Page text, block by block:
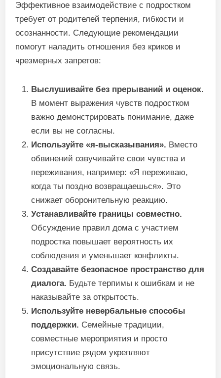
Эффективное взаимодействие с подростком
требует от родителей терпения, гибкости и
осознанности. Следующие рекомендации
помогут наладить отношения без криков и
чрезмерных запретов:
Выслушивайте без прерываний и оценок.
В момент выражения чувств подростком
важно демонстрировать понимание, даже
если вы не согласны.
Используйте «я-высказывания». Вместо
обвинений озвучивайте свои чувства и
переживания, например: «Я переживаю,
когда ты поздно возвращаешься». Это
снижает оборонительную реакцию.
Устанавливайте границы совместно.
Обсуждение правил дома с участием
подростка повышает вероятность их
соблюдения и уменьшает конфликты.
Создавайте безопасное пространство для
диалога. Будьте терпимы к ошибкам и не
наказывайте за открытость.
Используйте невербальные способы
поддержки. Семейные традиции,
совместные мероприятия и просто
присутствие рядом укрепляют
эмоциональную связь.